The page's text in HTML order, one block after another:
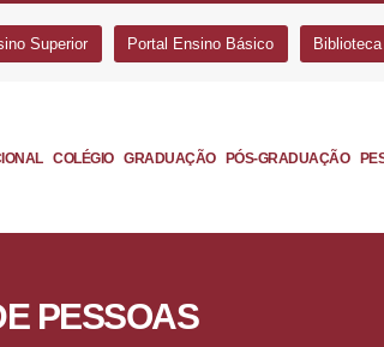
Superior Portal Ensino Básico
COLÉGIO GRADUAÇÃO PÓS-GRADUAÇÃO
PESSOAS